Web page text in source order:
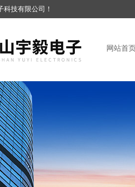
技有限公司！
网站首